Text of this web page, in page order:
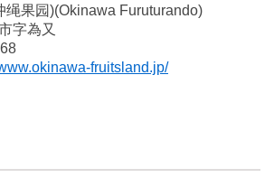
绳果园)(Okinawa Furuturando)
字為又
fruitsland.jp/